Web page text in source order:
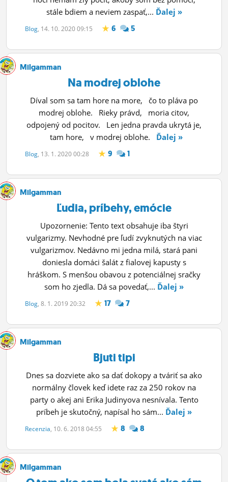
stále bdiem a neviem zaspať,... Ďalej »
Blog, 14. 10. 2020 09:15 6 5
Milgamman
Na modrej oblohe
Díval som sa tam hore na more, čo to pláva po
modrej oblohe. Rieky právd, moria citov,
odpojený od pocitov. Len jedna pravda ukrytá je,
tam hore, v modrej oblohe. Ďalej »
Blog, 13. 1. 2020 00:28 9 1
Milgamman
Ľudia, príbehy, emócie
Upozornenie: Tento text obsahuje iba štyri
vulgarizmy. Nevhodné pre ľudí zvyknutých na viac
vulgarizmov. Nedávno mi jedna milá, stará pani
doniesla domáci šalát z fialovej kapusty s
hráškom. S menšou obavou z potenciálnej sračky
som ho zjedla. Dá sa povedať,... Ďalej »
Blog, 8. 1. 2019 20:32 17 7
Milgamman
Bjuti tipi
Dnes sa dozviete ako sa dať dokopy a tváriť sa ako
normálny človek keď idete raz za 250 rokov na
party o akej ani Erika Judinyova nesnívala. Tento
príbeh je skutočný, napísal ho sám... Ďalej »
Recenzia, 10. 6. 2018 04:55 8 8
Milgamman